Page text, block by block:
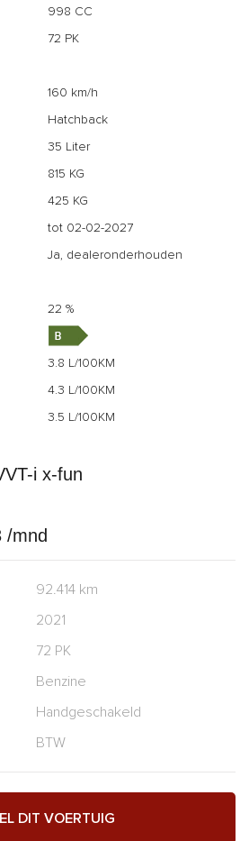
998 CC
72 PK
160 km/h
Hatchback
35 Liter
815 KG
425 KG
tot 02-02-2027
Ja, dealeronderhouden
22 %
3.8 L/100KM
4.3 L/100KM
3.5 L/100KM
i x-fun
/mnd
92.414 km
2021
72 PK
Benzine
Handgeschakeld
BTW
DIT VOERTUIG